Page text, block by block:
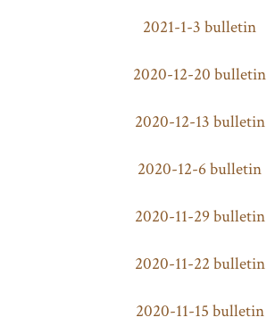
2021-1-3 bulletin
2020-12-20 bulletin
2020-12-13 bulletin
2020-12-6 bulletin
2020-11-29 bulletin
2020-11-22 bulletin
2020-11-15 bulletin